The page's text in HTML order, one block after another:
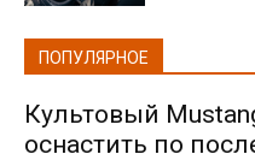
ПОПУЛЯРНОЕ
Культовый
оснастить по